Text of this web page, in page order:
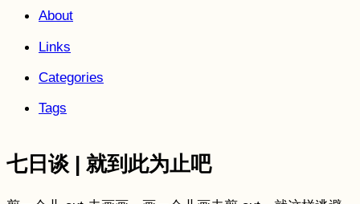
About
Links
Categories
Tags
七日谈 | 就到此为止吧